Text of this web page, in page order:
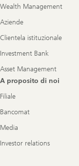
Wealth Management
Aziende
Clientela istituzionale
Investment Bank
Asset Management
A proposito di noi
Filiale
Bancomat
Media
Investor relations